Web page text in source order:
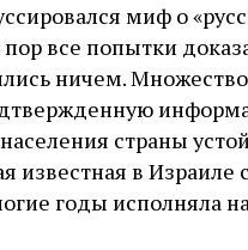
миф о
все попытки
ничем.
страны
известная в Израиле
годы исполняла